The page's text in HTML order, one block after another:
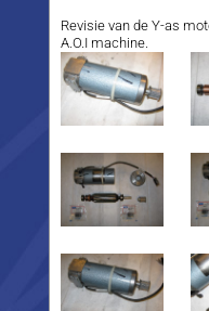
Revisie van de Y-as
A.O.I machine.